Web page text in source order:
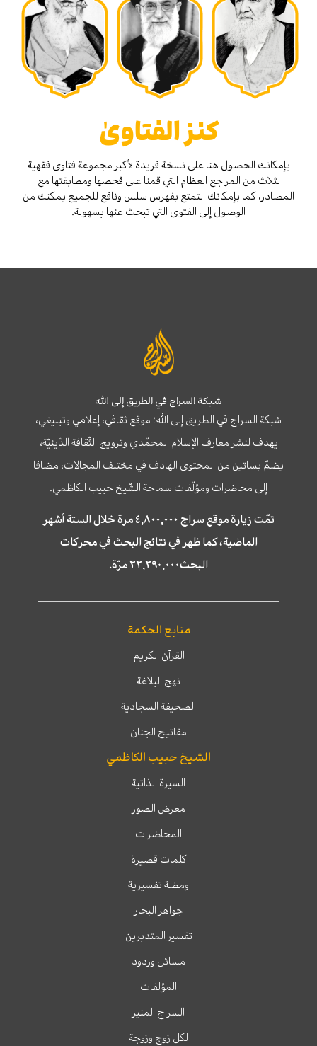
كنز الفتاوىٰ
بإمكانك الحصول هنا على نسخة فريدة لأكبر مجموعة فتاوى فقهية
لثلاث من المراجع العظام التي قمنا على فحصها ومطابقتها مع
المصادر، كما بإمكانك التمتع بفهرس سلس ونافع للجميع يمكنك من
الوصول إلى الفتوى التي تبحث عنها بسهولة.
شبكة السراج في الطريق إلى الله
شبكة السراج في الطريق إلى الله؛ موقع ثقافي، إعلامي وتبليغي،
يهدف لنشر معارف الإسلام المحمّدي وترويج الثّقافة الدّينيّة،
يضمّ بساتين من المحتوى الهادف في مختلف المجالات، مضافا
إلى محاضرات ومؤلّفات سماحة الشّيخ حبيب الكاظمي.
تمّت زيارة موقع سراج ٤,٨٠٠,٠٠٠ مرة خلال الستة أشهر
الماضية، كما ظهر في نتائج البحث في محركات
البحث٢٢,٢٩٠,٠٠٠ مرّة.
منابع الحكمة
القرآن الكريم
نهج البلاغة
الصحيفة السجادية
مفاتيح الجنان
الشيخ حبيب الكاظمي
السيرة الذاتية
معرض الصور
المحاضرات
كلمات قصيرة
ومضة تفسيرية
جواهر البحار
تفسير المتدبرين
مسائل وردود
المؤلفات
السراج المنير
لكل زوج وزوجة